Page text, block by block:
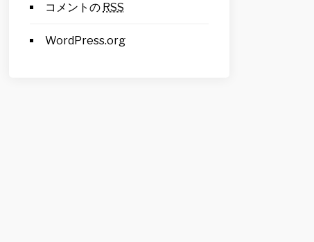
コメントの RSS
WordPress.org